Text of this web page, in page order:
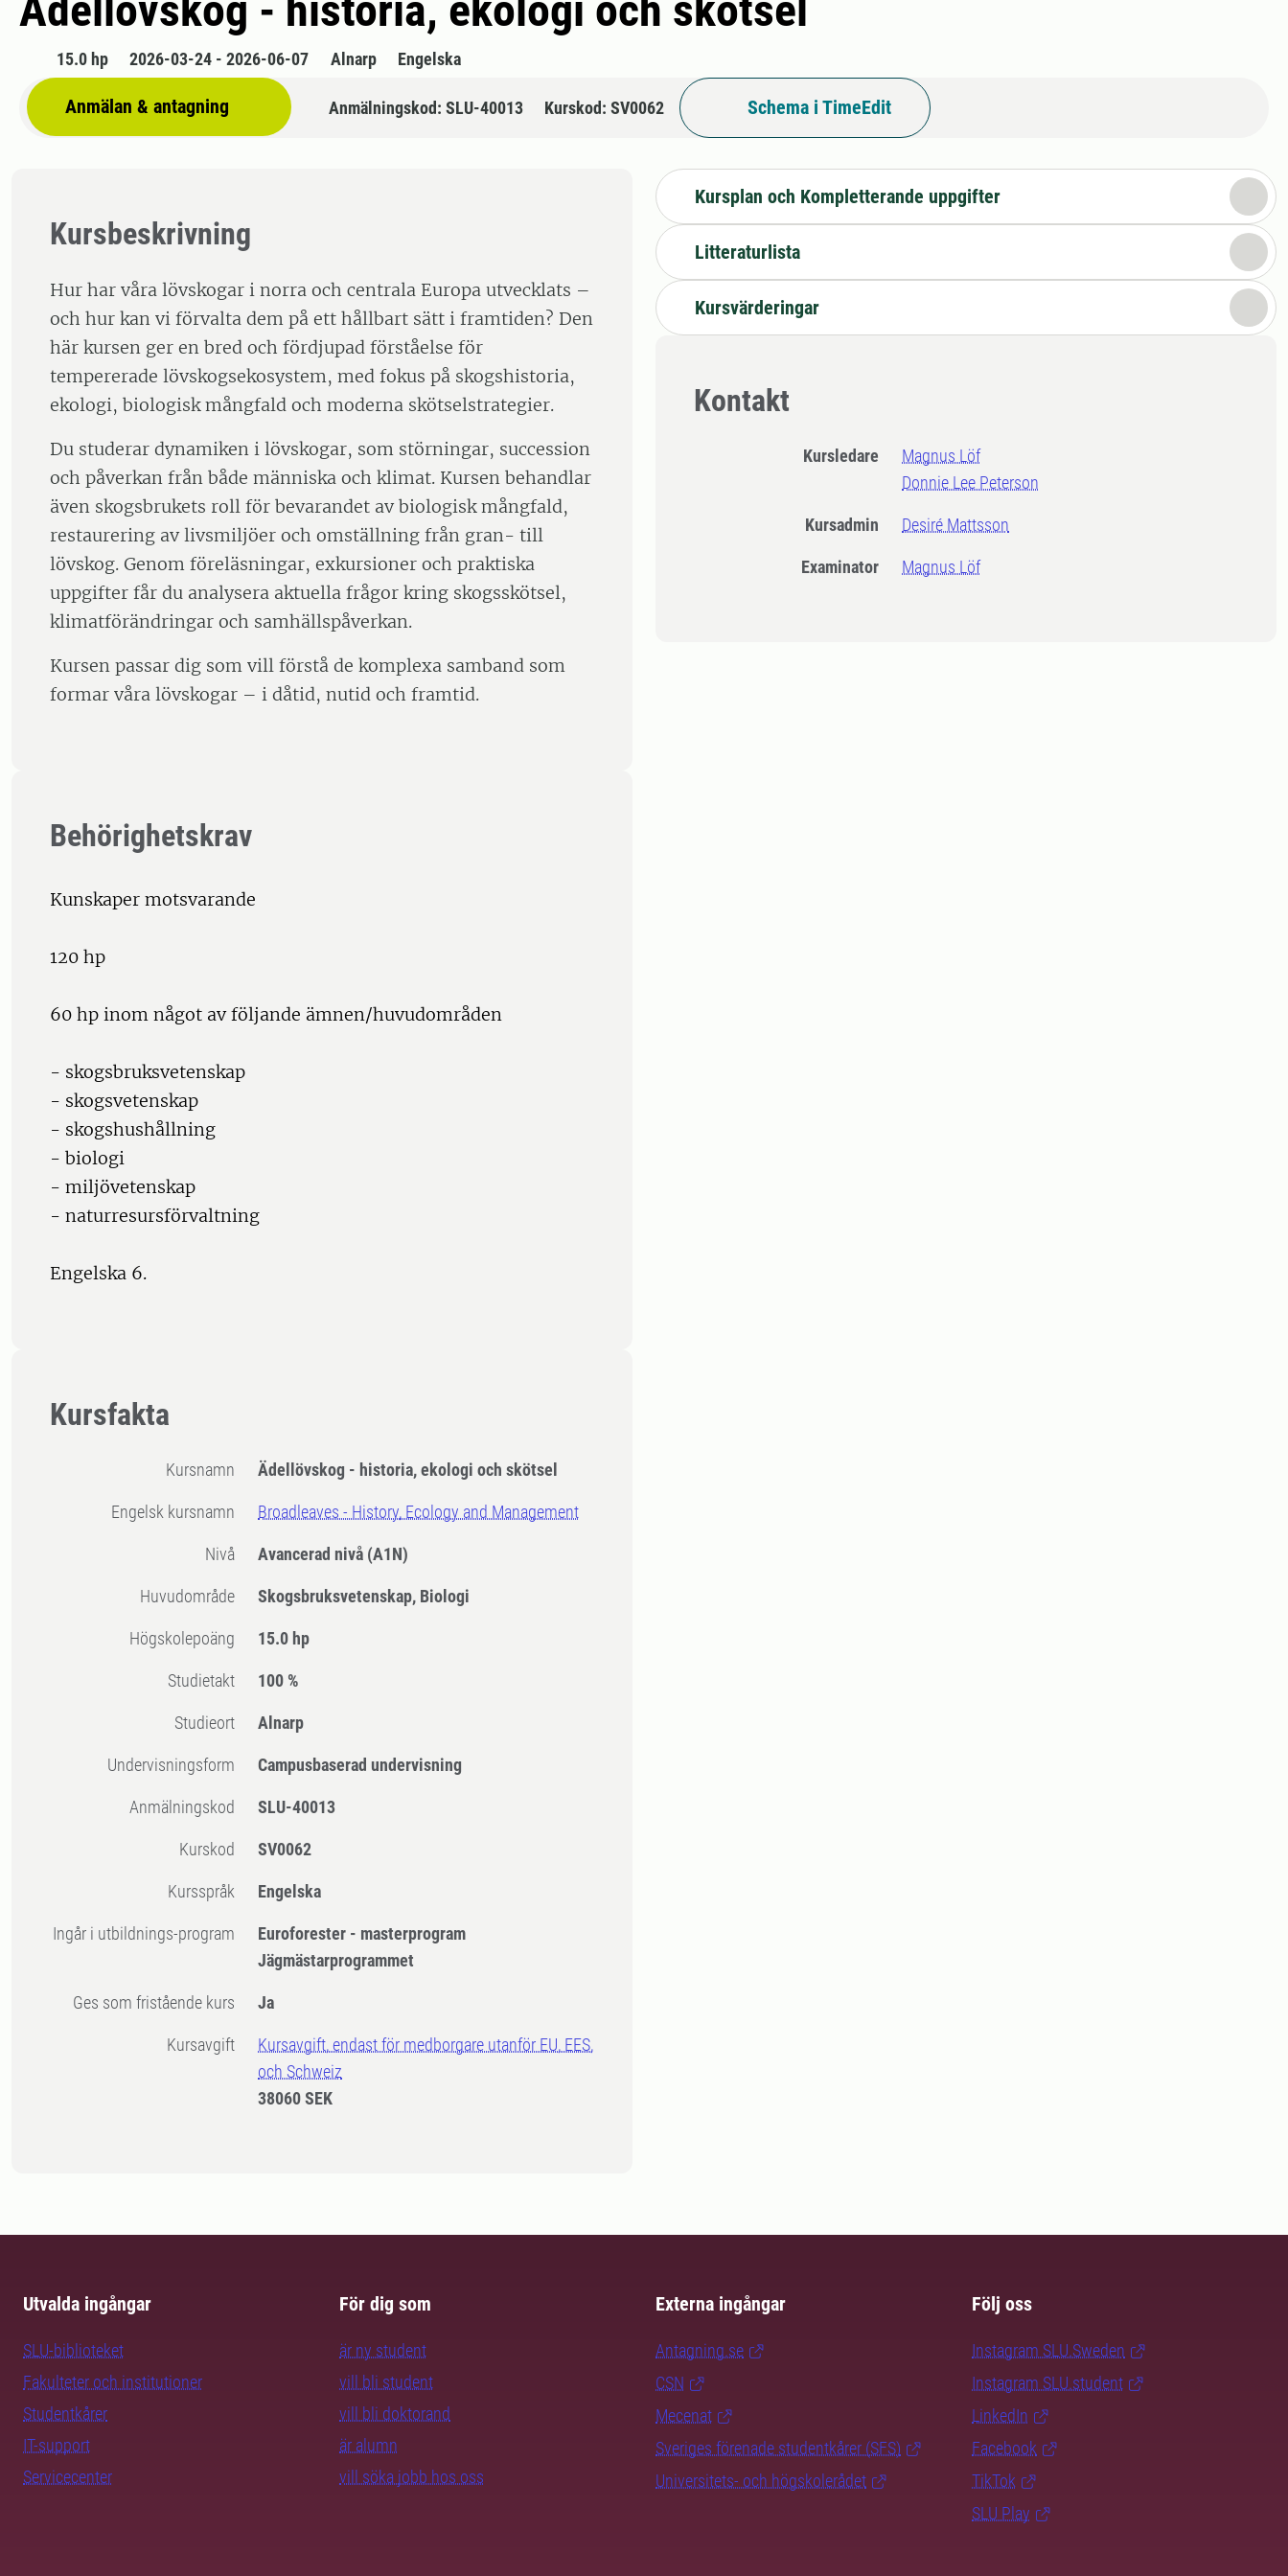
15.0 hp 2026-03-24 - 2026-06-07 Alnarp Engelska
Anmälan & antagning Anmälningskod: SLU-40013 Kurskod: SV0062 Schema i TimeEdit
Kursbeskrivning
Hur har våra lövskogar i norra och centrala Europa utvecklats –
och hur kan vi förvalta dem på ett hållbart sätt i framtiden? Den
här kursen ger en bred och fördjupad förståelse för
tempererade lövskogsekosystem, med fokus på skogshistoria,
ekologi, biologisk mångfald och moderna skötselstrategier.
Du studerar dynamiken i lövskogar, som störningar, succession
och påverkan från både människa och klimat. Kursen behandlar
även skogsbrukets roll för bevarandet av biologisk mångfald,
restaurering av livsmiljöer och omställning från gran- till
lövskog. Genom föreläsningar, exkursioner och praktiska
uppgifter får du analysera aktuella frågor kring skogsskötsel,
klimatförändringar och samhällspåverkan.
Kursen passar dig som vill förstå de komplexa samband som
formar våra lövskogar – i dåtid, nutid och framtid.
Behörighetskrav
Kunskaper motsvarande
120 hp
60 hp inom något av följande ämnen/huvudområden
- skogsbruksvetenskap
- skogsvetenskap
- skogshushållning
- biologi
- miljövetenskap
- naturresursförvaltning
Engelska 6.
Kursfakta
Kursnamn Ädellövskog - historia, ekologi och skötsel
Engelsk kursnamn Broadleaves - History, Ecology and Management
Nivå Avancerad nivå (A1N)
Huvudområde Skogsbruksvetenskap, Biologi
högskolepoäng 15.0 hp
Studietakt 100 %
Studieort Alnarp
Undervisningsform Campusbaserad undervisning
Anmälningskod SLU-40013
Kurskod SV0062
Kursspråk Engelska
Ingår i utbildnings-program
Euroforester - masterprogram
Jägmästarprogrammet
Ges som fristående kurs Ja
Kursavgift
Kursavgift, endast för medborgare utanför EU, EES,
och Schweiz
38060 SEK
Kursplan och Kompletterande uppgifter
Litteraturlista
Kursvärderingar
Kontakt
Kursledare
Magnus Löf
Donnie Lee Peterson
Kursadmin Desiré Mattsson
Examinator Magnus Löf
Utvalda ingångar
SLU-biblioteket
Fakulteter och institutioner
Studentkårer
IT-support
Servicecenter
För dig som
är ny student
vill bli student
vill bli doktorand
är alumn
vill söka jobb hos oss
Externa ingångar
Antagning.se
CSN
Mecenat
Sveriges förenade studentkårer (SFS)
Universitets- och högskolerådet
Följ oss
Instagram SLU.Sweden
Instagram SLU.student
LinkedIn
Facebook
TikTok
SLU Play